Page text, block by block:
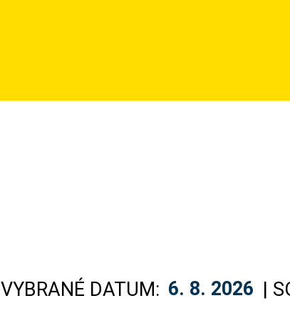
VYBRANÉ DATUM: 6. 8. 2026 |